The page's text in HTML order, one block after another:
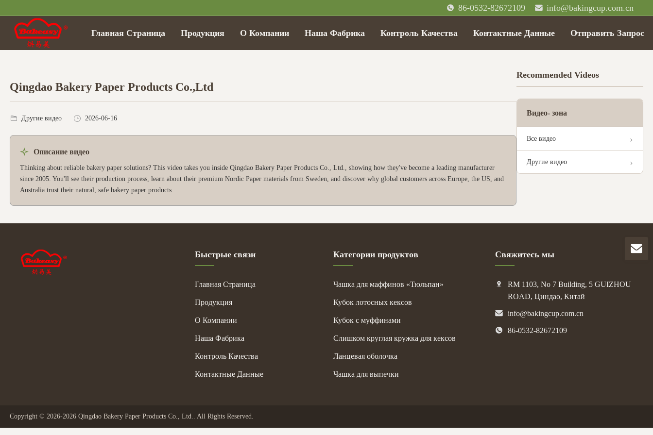
86-0532-82672109 info@bakingcup.com.cn
Главная Страница Продукция О Компании Наша Фабрика Контроль Качества Контактные Данные Отправить Запрос
Qingdao Bakery Paper Products Co.,Ltd
Другие видео 2026-06-16
Описание видео
Thinking about reliable bakery paper solutions? This video takes you inside Qingdao Bakery Paper Products Co., Ltd., showing how they've become a leading manufacturer
since 2005. You'll see their production process, learn about their premium Nordic Paper materials from Sweden, and discover why global customers across Europe, the US, and
Australia trust their natural, safe bakery paper products.
Recommended Videos
Видео- зона
Все видео
Другие видео
Быстрые связи
Главная Страница
Продукция
О Компании
Наша Фабрика
Контроль Качества
Контактные Данные
Категории продуктов
Чашка для маффинов «Тюльпан»
Кубок лотосных кексов
Кубок с муффинами
Слишком круглая кружка для кексов
Ланцевая оболочка
Чашка для выпечки
Свяжитесь мы
RM 1103, No 7 Building, 5 GUIZHOU
ROAD, Циндао, Китай
info@bakingcup.com.cn
86-0532-82672109
Copyright © 2026-2026 Qingdao Bakery Paper Products Co., Ltd.. All Rights Reserved.